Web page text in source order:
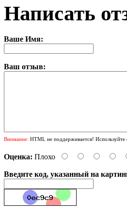
Написать
Ваше Имя:
Ваш отзыв:
Внимание: HTML не поддерживается! Используйте
Оценка: Плохо
Введите код, указанный на